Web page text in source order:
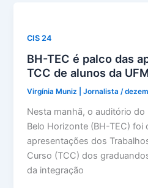
CIS 24
BH-TEC é palco das
TCC de alunos da
Virgínia Muniz | Jornalista/
Nesta manhã, o auditório
Belo Horizonte (BH-TEC) foi
apresentações dos
Curso (TCC) dos
da integração